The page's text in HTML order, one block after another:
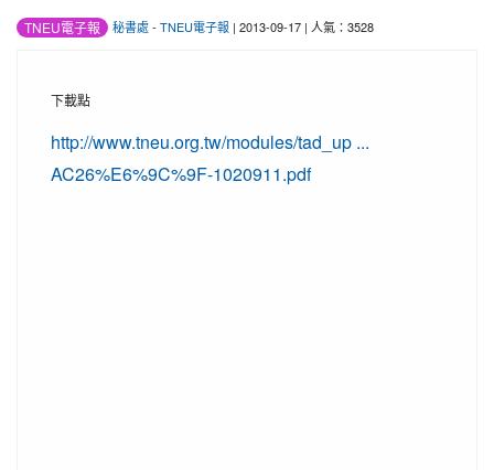
TNEU電子報 秘書處- TNEU電子報 | 2013-09-17 | 人氣：3528
下載點
http://www.tneu.org.tw/modules/tad_up ...
AC26%E6%9C%9F-1020911.pdf